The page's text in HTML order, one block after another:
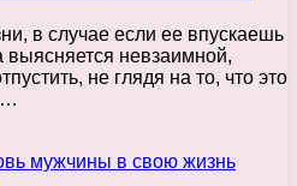
в случае если ее впускаешь
выясняется невзаимной,
не глядя на то, что это